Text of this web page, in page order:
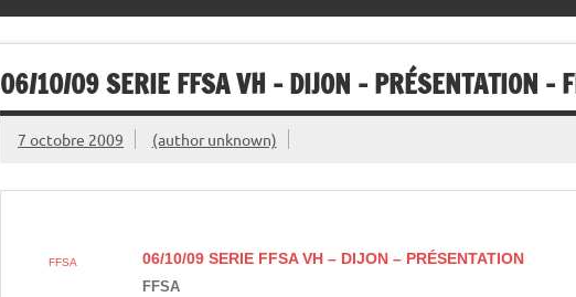
06/10/09 SERIE FFSA VH – DIJON – PRÉSENTATION –
7 octobre 2009 (author unknown)
FFSA
06/10/09 SERIE FFSA VH – DIJON – PRÉSENTATION
FFSA